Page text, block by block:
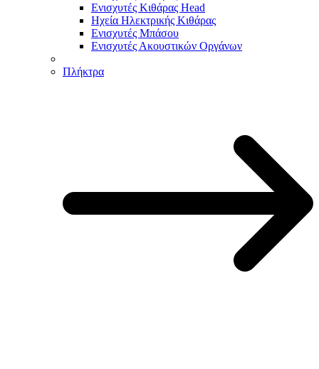
Ενισχυτές Κιθάρας Head
Ηχεία Ηλεκτρικής Κιθάρας
Ενισχυτές Μπάσου
Ενισχυτές Ακουστικών Οργάνων
Πλήκτρα